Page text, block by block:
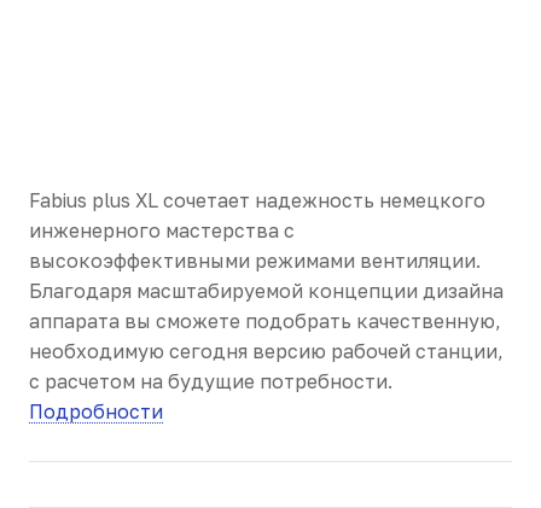
Fabius plus XL сочетает надежность немецкого
инженерного мастерства с
высокоэффективными режимами вентиляции.
Благодаря масштабируемой концепции дизайна
аппарата вы сможете подобрать качественную,
необходимую сегодня версию рабочей станции,
с расчетом на будущие потребности.
Подробности